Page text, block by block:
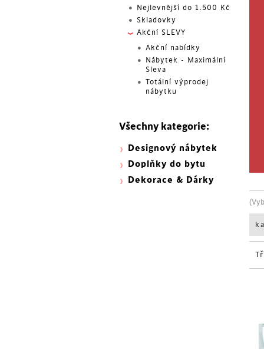
Nejlevnější do 1.500 Kč
Skladovky
Akční SLEVY
Akční nabídky
Nábytek - Maximální
Sleva
Totální výprodej
nábytku
Všechny kategorie:
Designový nábytek
Doplňky do bytu
Dekorace & Dárky